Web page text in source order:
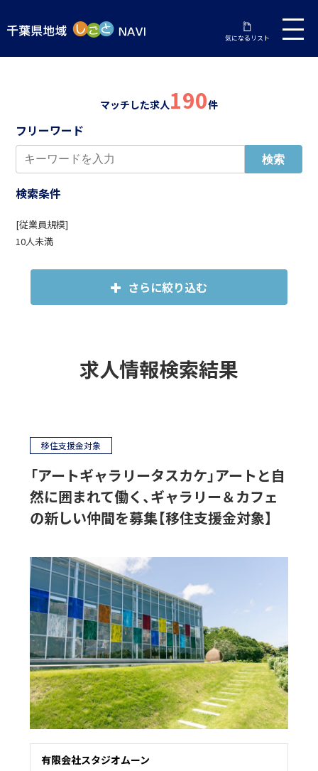
気になるリスト
マッチした求人190件
フリーワード
検索条件
[従業員規模]
10人未満
さらに絞り込む
求人情報検索結果
移住支援金対象
「アートギャラリータスカケ」アートと自
然に囲まれて働く、ギャラリー＆カフェ
の新しい仲間を募集【移住支援金対象】
有限会社スタジオムーン